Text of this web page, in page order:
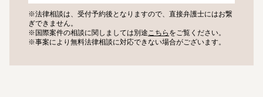
※法律相談は、受付予約後となりますので、 直接弁護士にはお繋
ぎできません。
※国際案件の相談に関しましては別途こちら をご覧ください。
※事案により無料法律相談に対応できない場合がございます。